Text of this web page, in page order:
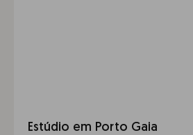
Estúdio em Porto Gaia